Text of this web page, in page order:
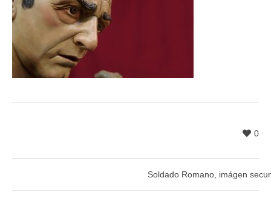
0
Soldado Romano, imágen